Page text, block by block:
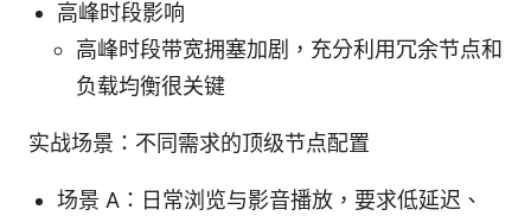
高峰时段影响
高峰时段带宽拥塞加剧，充分利用冗余节点和
负载均衡很关键
实战场景：不同需求的顶级节点配置
场景 A：日常浏览与影音播放，要求低延迟、